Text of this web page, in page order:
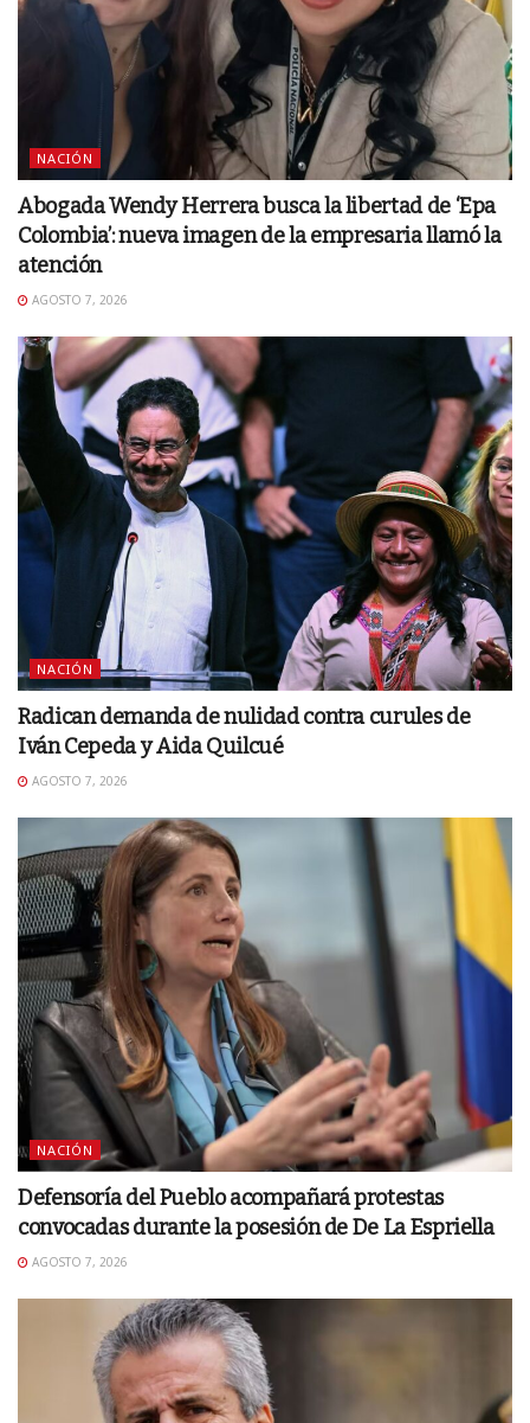
NACIÓN
Abogada Wendy Herrera busca la libertad de ‘Epa
Colombia’: nueva imagen de la empresaria llamó la
atención
AGOSTO 7, 2026
NACIÓN
Radican demanda de nulidad contra curules de
Iván Cepeda y Aida Quilcué
AGOSTO 7, 2026
NACIÓN
Defensoría del Pueblo acompañará protestas
convocadas durante la posesión de De La Espriella
AGOSTO 7, 2026